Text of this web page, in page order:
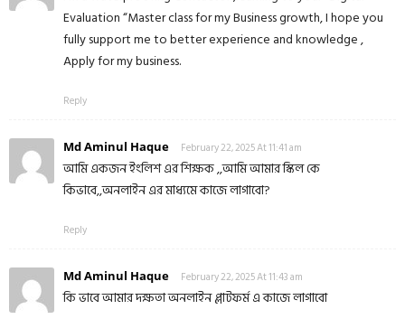
Evaluation “Master class for my Business growth, I hope you
fully support me to better experience and knowledge ,
Apply for my business.
Reply
Md Aminul Haque February 22, 2025 At 11:41 am
আমি একজন ইংলিশ এর শিক্ষক ,,আমি আমার স্কিল কে
কিভাবে,,অনলাইন এর মাধ্যমে কাজে লাগাবো?
Reply
Md Aminul Haque February 22, 2025 At 11:43 am
কি ভাবে আমার দক্ষতা অনলাইন প্লাটফর্ম এ কাজে লাগাবো